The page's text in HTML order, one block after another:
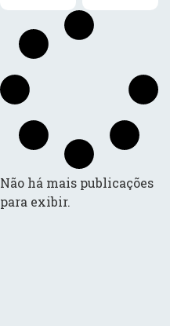
Não há mais publicações
para exibir.